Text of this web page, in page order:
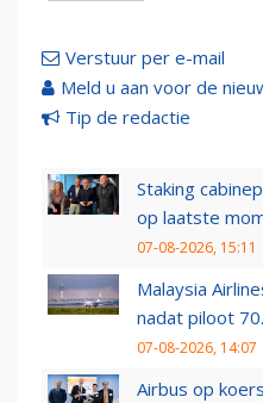
Verstuur per e-mail
Meld u aan voor de
Tip de redactie
Staking
op laatste
07-08-2026, 15:11
Malaysia
nadat piloot
07-08-2026, 14:07
Airbus op